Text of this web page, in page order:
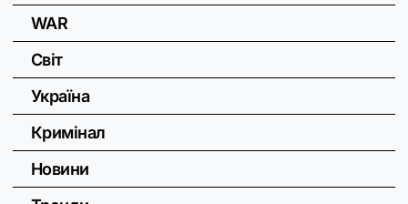
WAR
Світ
Україна
Кримінал
Новини